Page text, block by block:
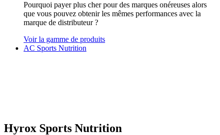
Pourquoi payer plus cher pour des marques onéreuses alors
que vous pouvez obtenir les mêmes performances avec la
marque de distributeur ?
Voir la gamme de produits
AC Sports Nutrition
Hyrox Sports Nutrition